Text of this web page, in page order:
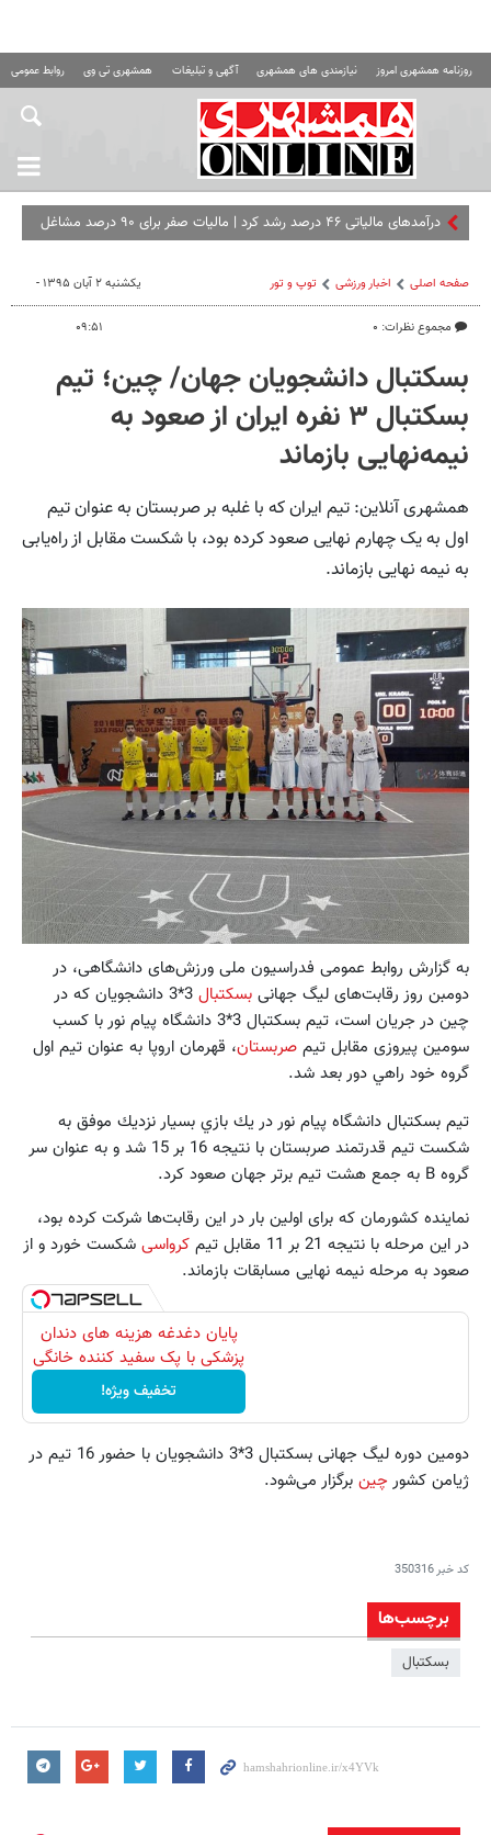
روزنامه همشهری امروز نیازمندی های همشهری آگهی و تبلیغات همشهری تی وی روابط عمومی
درآمدهای مالیاتی ۴۶ درصد رشد کرد | مالیات صفر برای ۹۰ درصد مشاغل
صفحه اصلی اخبار ورزشی توپ و تور
مجموع نظرات: ۰
یکشنبه ۲ آبان ۱۳۹۵ -
۰۹:۵۱
بسکتبال دانشجویان جهان/ چین؛ تیم
بسکتبال ۳ نفره ایران از صعود به
نیمه‌نهایی بازماند
همشهری آنلاین: تیم ایران که با غلبه بر صربستان به عنوان تیم
اول به یک چهارم نهایی صعود کرده بود، با شکست مقابل از راه‌یابی
به نیمه نهایی بازماند.
به گزارش روابط عمومی فدراسیون ملی ورزش‌های دانشگاهی، در
دومبن روز رقابت‌های لیگ جهانی بسکتبال
3*3 دانشجویان که در
چین در جریان است، تیم بسکتبال 3*3 دانشگاه پیام نور با کسب
سومین پیروزی مقابل تیم صربستان، قهرمان اروپا به عنوان تیم اول
گروه خود راهي دور بعد شد.
تیم بسکتبال دانشگاه پیام نور در يك بازي بسيار نزديك موفق به
شكست تيم قدرتمند صربستان با نتيجه 16 بر 15 شد و به عنوان سر
گروه B به جمع هشت تيم برتر جهان صعود كرد.
نماینده کشورمان که برای اولین بار در این رقابت‌ها شرکت کرده بود،
در اين مرحله با نتیجه 21 بر 11 مقابل تیم
کرواسی شكست خورد و از
صعود به مرحله نیمه نهایی مسابقات بازماند.
پایان دغدغه هزینه های دندان
پزشکی با پک سفید کننده خانگی
تخفیف ویژه!
دومین دوره لیگ جهانی بسکتبال 3*3 دانشجویان با حضور 16 تیم در
ژیامن کشورچین برگزار می‌شود.
کد خبر350316
برچسب‌ها
بسکتبال